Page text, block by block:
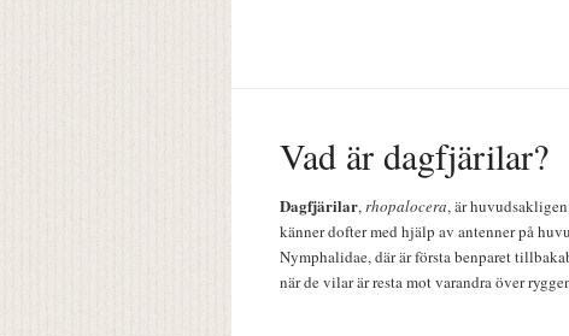
Vad är dagfjärilar?
Dagfjärilar,rhopalocera, är
känner dofter med hjälp av antenner på
Nymphalidae, där är första benparet
när de vilar är resta mot varandra över